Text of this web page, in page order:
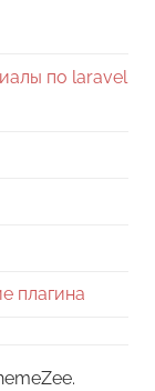
по laravel
плагина